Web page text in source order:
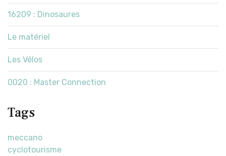
16209 : Dinosaures
Le matériel
Les Vélos
0020 : Master Connection
Tags
meccano
cyclotourisme